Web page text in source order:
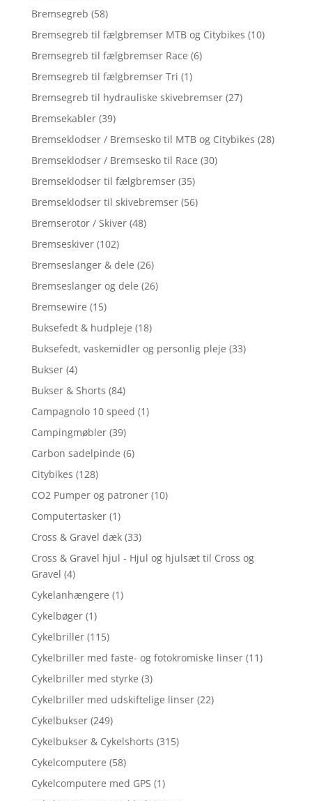
Bremsegreb (58)
Bremsegreb til fælgbremser MTB og Citybikes (10)
Bremsegreb til fælgbremser Race (6)
Bremsegreb til fælgbremser Tri (1)
Bremsegreb til hydrauliske skivebremser (27)
Bremsekabler (39)
Bremseklodser / Bremsesko til MTB og Citybikes (28)
Bremseklodser / Bremsesko til Race (30)
Bremseklodser til fælgbremser (35)
Bremseklodser til skivebremser (56)
Bremserotor / Skiver (48)
Bremseskiver (102)
Bremseslanger & dele (26)
Bremseslanger og dele (26)
Bremsewire (15)
Buksefedt & hudpleje (18)
Buksefedt, vaskemidler og personlig pleje (33)
Bukser (4)
Bukser & Shorts (84)
Campagnolo 10 speed (1)
Campingmøbler (39)
Carbon sadelpinde (6)
Citybikes (128)
CO2 Pumper og patroner (10)
Computertasker (1)
Cross & Gravel dæk (33)
Cross & Gravel hjul - Hjul og hjulsæt til Cross og
Gravel (4)
Cykelanhængere (1)
Cykelbøger (1)
Cykelbriller (115)
Cykelbriller med faste- og fotokromiske linser (11)
Cykelbriller med styrke (3)
Cykelbriller med udskiftelige linser (22)
Cykelbukser (249)
Cykelbukser & Cykelshorts (315)
Cykelcomputere (58)
Cykelcomputere med GPS (1)